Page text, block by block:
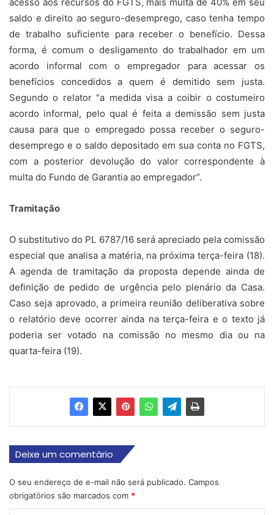
saldo e direito ao seguro-desemprego, caso tenha tempo
de trabalho suficiente para receber o benefício. Dessa
forma, é comum o desligamento do trabalhador em um
acordo informal com o empregador para acessar os
benefícios concedidos a quem é demitido sem justa.
Segundo o relator “a medida visa a coibir o costumeiro
acordo informal, pelo qual é feita a demissão sem justa
causa para que o empregado possa receber o seguro-
desemprego e o saldo depositado em sua conta no FGTS,
com a posterior devolução do valor correspondente à
multa do Fundo de Garantia ao empregador”.
Tramitação
O substitutivo do PL 6787/16 será apreciado pela comissão
especial que analisa a matéria, na próxima terça-feira (18).
A agenda de tramitação da proposta depende ainda de
definição de pedido de urgência pelo plenário da Casa.
Caso seja aprovado, a primeira reunião deliberativa sobre
o relatório deve ocorrer ainda na terça-feira e o texto já
poderia ser votado na comissão no mesmo dia ou na
quarta-feira (19).
Deixe um comentário
O seu endereço de e-mail não será publicado. Campos
obrigatórios são marcados com *